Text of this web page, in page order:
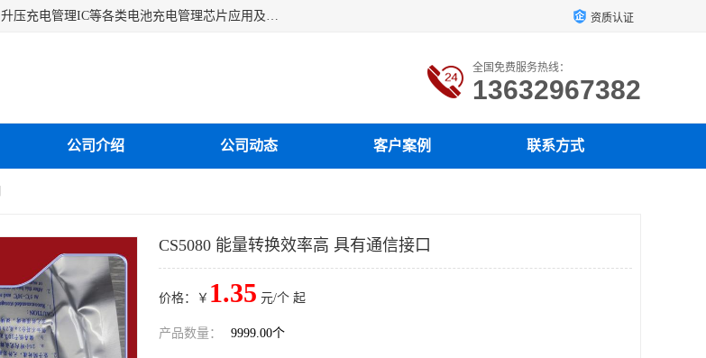
深圳市蓝鲸源科技有限公司是一家专注于开关型充电管理IC、线性充电管理IC、升压充电管理IC等各类电池充电管理芯片应用及芯片销售的企业，多年来公司为众多企业解决充电应用难题，设计缺陷，EMC超量等问题，是一家以充电技术指导为核心的充电芯片销售公司。 资质认证
全国免费服务热线：
13632967382
公司介绍 公司动态 客户案例 联系方式
CS5080 能量转换效率高 具有通信接口
价格：￥ 1.35 元/个 起
产品数量： 9999.00个